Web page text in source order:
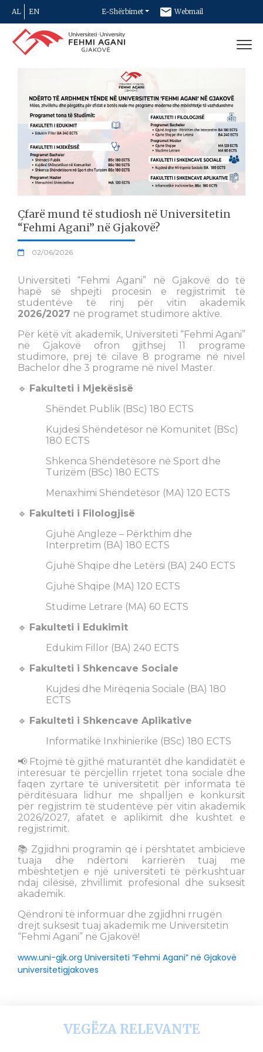
AL EN E-Shërbimet Webmail
Newsletter
Çfarë mund të studiosh në Universitetin
“Fehmi Agani” në Gjakovë?
02/06/2026
Universiteti “Fehmi Agani” në Gjakovë do të
hapë së shpejti procesin e regjistrimit të
studentëve të rinj për vitin akademik
2026/2027 në programet studimore aktive.
Për këtë vit akademik, Universiteti “Fehmi Agani”
në Gjakovë ofron gjithsej 11 programe
studimore, prej të cilave 8 programe në nivel
Bachelor dhe 3 programe në nivel Master.
🔹 Fakulteti i Mjekësisë
Shëndet Publik (BSc) 180 ECTS
Kujdesi Shëndetësor në Komunitet (BSc)
180 ECTS
Shkenca Shëndetësore në Sport dhe
Turizëm (BSc) 180 ECTS
Menaxhimi Shëndetësor (MA) 120 ECTS
🔹 Fakulteti i Filologjisë
Gjuhë Angleze – Përkthim dhe
Interpretim (BA) 180 ECTS
Gjuhë Shqipe dhe Letërsi (BA) 240 ECTS
Gjuhë Shqipe (MA) 120 ECTS
Studime Letrare (MA) 60 ECTS
🔹 Fakulteti i Edukimit
Edukim Fillor (BA) 240 ECTS
🔹 Fakulteti i Shkencave Sociale
Kujdesi dhe Mirëqenia Sociale (BA) 180
ECTS
🔹 Fakulteti i Shkencave Aplikative
Informatikë Inxhinierike (BSc) 180 ECTS
📢 Ftojmë të gjithë maturantët dhe kandidatët e
interesuar të përcjellin rrjetet tona sociale dhe
faqen zyrtare të universitetit për informata të
përditësuara lidhur me shpalljen e konkursit
për regjistrim të studentëve për vitin akademik
2026/2027, afatet e aplikimit dhe kushtet e
regjistrimit.
📚 Zgjidhni programin që i përshtatet ambicieve
tuaja dhe ndërtoni karrierën tuaj me
mbështetjen e një universiteti të përkushtuar
ndaj cilësisë, zhvillimit profesional dhe suksesit
akademik.
Qëndroni të informuar dhe zgjidhni rrugën
drejt suksesit tuaj akademik me Universitetin
“Fehmi Agani” në Gjakovë!
www.uni-gjk.org Universiteti “Fehmi Agani” në Gjakovë
universitetigjakoves
VEGËZA RELEVANTE